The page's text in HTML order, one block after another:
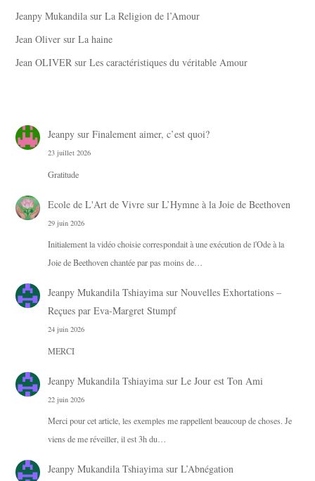
Jeanpy Mukandila surLa Religion de l’Amour
Jean Oliver surLa haine
Jean OLIVER surLes caractéristiques du véritable Amour
Jeanpysur Finalement aimer, c’est quoi?
23 juillet 2026
Gratitude
Ecole de L'Art de Vivresur L’Hymne à la Joie de Beethoven
29 juin 2026
Initialement la vidéo choisie correspondait à une exécution de l'Ode à la
Joie de Beethoven chantée par pas moins de…
Jeanpy Mukandila Tshiayimasur Nouvelles Exhortations –
Reçues par Eva-Margret Stumpf
24 juin 2026
MERCI
Jeanpy Mukandila Tshiayimasur Le Jour est Ton Ami
22 juin 2026
Merci pour cet article, les exemples me rappellent beaucoup de choses. Je
viens de me réveiller, il est 3h du…
Jeanpy Mukandila Tshiayimasur L’Abnégation